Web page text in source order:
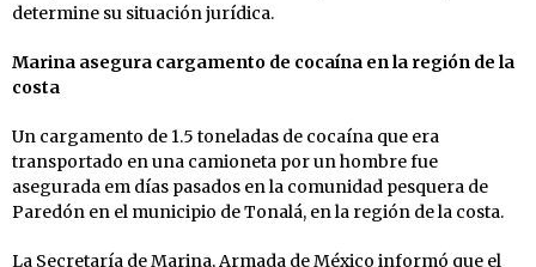
determine su situación jurídica.
Marina asegura cargamento de cocaína en la región de la
costa
Un cargamento de 1.5 toneladas de cocaína que era
transportado en una camioneta por un hombre fue
asegurada em días pasados en la comunidad pesquera de
Paredón en el municipio de Tonalá, en la región de la costa.
La Secretaría de Marina, Armada de México informó que el